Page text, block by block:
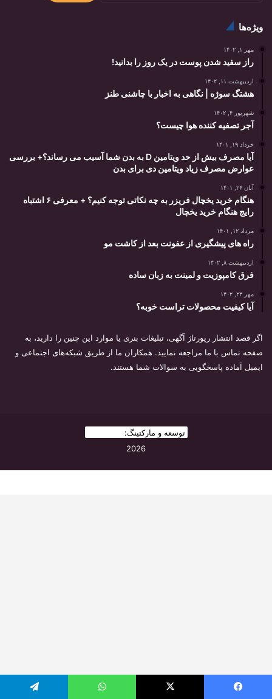
ویژه‌ها
مهر ۱, ۱۴۰۲
راز سفید شدن پوست در یک روز را بدانید!
اردیبهشت ۱۱, ۱۴۰۲
هشتگ سوژه | نگاهی به اخبار با چاشنی طنز
شهریور ۴, ۱۴۰۲
آجر تصفیه کننده هوا چیست؟
خرداد ۱۹, ۱۴۰۱
آیا مصرف بیش از حد ویتامین D به بدن شما آسیب می رساند؟+ بررسی
عوارض مصرف زیاد ویتامین دی برای بدن
آبان ۲۶, ۱۴۰۱
هنگام خرید یخچال فریزر به چه نکاتی توجه کنیم؟ + معرفی ۶ اشتباه
رایج هنگام خرید یخچال
مرداد ۱۲, ۱۴۰۱
راه های پیشگیری از عفونت بعد از کاشت مو
اردیبهشت ۸, ۱۴۰۲
فرق کامپوزیت و لمینت به زبان ساده
مهر ۲۳, ۱۴۰۲
آیا کیفیت محصولات تراست خوبه؟
اگر قصد انتشار رپورتاژ آگهی، تبلیغات بنری یا موارد این چنین را دارید، به
صفحه تماس با ما مراجعه نمایید. همکاران ما از طریق شبکه‌های اجتماعی و
ایمیل آماده پاسخگویی به سوالات شما هستند.
توسعه و مارکتینگ:
2026